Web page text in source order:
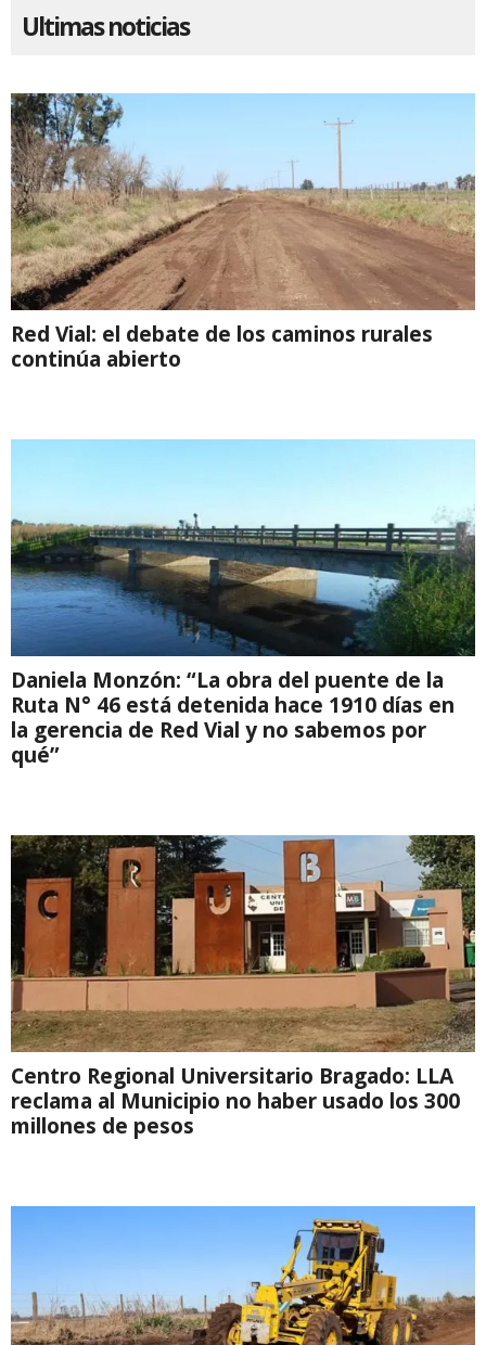
Ultimas noticias
Red Vial: el debate de los caminos rurales
continúa abierto
Daniela Monzón: “La obra del puente de la
Ruta N° 46 está detenida hace 1910 días en
la gerencia de Red Vial y no sabemos por
qué”
Centro Regional Universitario Bragado: LLA
reclama al Municipio no haber usado los 300
millones de pesos